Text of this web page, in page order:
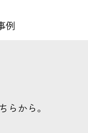
例
から。